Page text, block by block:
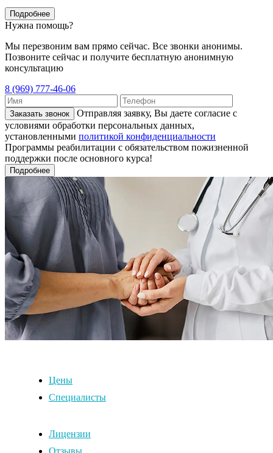
Подробнее
Нужна помощь?
Мы перезвоним вам прямо сейчас. Все звонки анонимы.
Позвоните сейчас и получите бесплатную анонимную
консультацию
8 (969) 777-46-06
Заказать звонок
Отправляя заявку, Вы даете согласие с
условиями обработки персональных данных,
установленными политикой конфиденциальности
Программы реабилитации с обязательством пожизненной
поддержки после основного курса!
Подробнее
Цены
Специалисты
Лицензии
Отзывы